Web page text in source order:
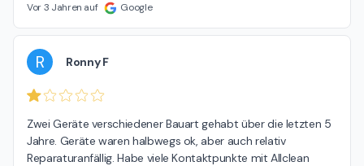
Vor 3 Jahren auf Google
R Ronny F
Zwei Geräte verschiedener Bauart gehabt über die letzten 5
Jahre. Geräte waren halbwegs ok, aber auch relativ
Reparaturanfällig. Habe viele Kontaktpunkte mit Allclean